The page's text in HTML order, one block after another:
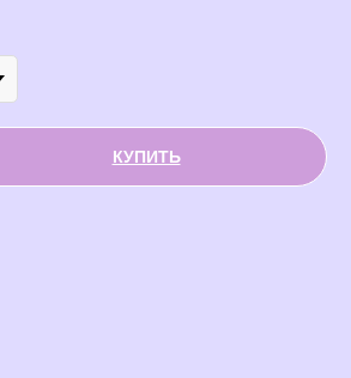
КУПИТЬ